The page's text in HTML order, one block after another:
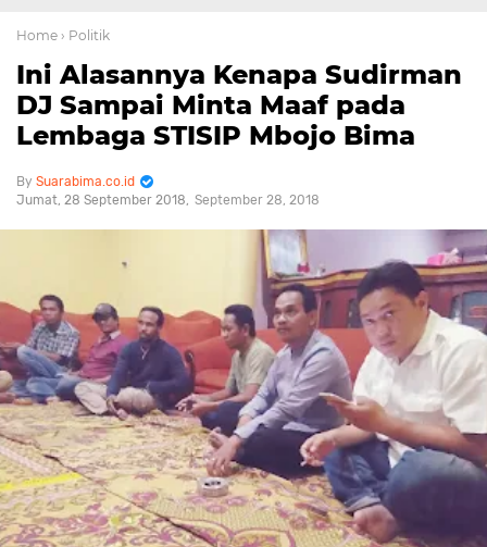
Home › Politik
Ini Alasannya Kenapa Sudirman
DJ Sampai Minta Maaf pada
Lembaga STISIP Mbojo Bima
Suarabima.co.id
Jumat, 28 September 2018
September 28, 2018